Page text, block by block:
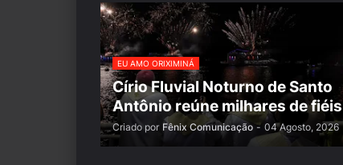
EU AMO ORIXIMINÁ
Círio Fluvial Noturno de Santo
Antônio reúne milhares de fiéis
Criado por Fênix Comunicação - 04 Agosto, 2026